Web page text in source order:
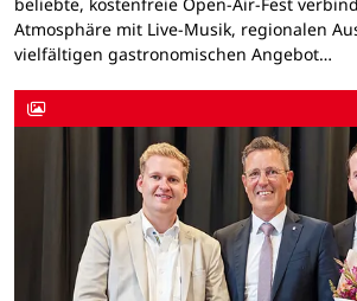
Atmosphäre mit Live-Musik, regionalen
vielfältigen gastronomischen Angebot…